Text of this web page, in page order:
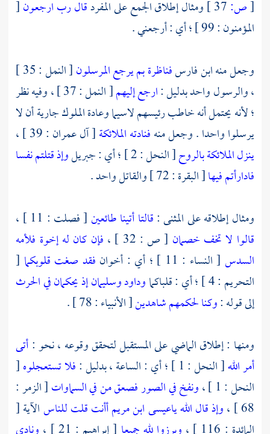
[ص: ومثال إطلاق الجمع على المفردقال رب ارجعون[
المؤمنون : 99 ] ؛ أي : أرجعني .
وجعل منهابن فارسفناظرة بم يرجع المرسلون
[ النمل : 35 ]
، والرسول واحد بدليل :ارجع إليهم
[ النمل : 37 ] ، وفيه نظر
؛ لأنه يحتمل أنه خاطب رئيسهم لاسيما وعادة الملوك جارية أن لا
يرسلوا واحدا . وجعل منهفنادته الملائكة[ آل عمران : 39 ] ،
ينزل الملائكة بالروح[ النحل : 2 ] ؛ أي : جبريلوإذ قتلتم نفسا
فادارأتم فيها[ البقرة : 72 ] والقاتل واحد .
ومثال إطلاقه على المثنى :قالتا أتينا طائعين[ فصلت : 11 ] ،
قالوا لا تخف خصمان [ ص : 32 ] ،
فإن كان له إخوة فلأمه
السدس [ النساء : 11 ] ؛ أي : أخوان فقد صغت قلوبكما [
التحريم : 4 ] ؛ أي : قلباكما
وداود وسليمان إذ يحكمان في الحرث
إلى قوله :وكنا لحكمهم شاهدين[ الأنبياء : 78 ] .
ومنها : إطلاق الماضي على المستقبل لتحقق وقوعه ، نحو :أتى
أمر الله[ النحل : 1 ] ؛ أي : الساعة ، بدليل : فلا تستعجلوه[
النحل : 1 ] ،
ونفخ في الصور فصعق من في السماوات[ الزمر :
68 ] ،
وإذ قال الله ياعيسى ابن مريم أأنت قلت للناسالآية [